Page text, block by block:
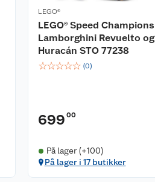
LEGO®
LEGO® Speed Champions
Lamborghini Revuelto og
Huracán STO 77238
☆☆☆☆☆ (0)
699 00
På lager (+100)
På lager i 17 butikker